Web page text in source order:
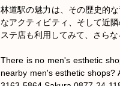
林道駅の魅力は、その歴史的
なアクティビティ、そして近
ステ店も利用してみて、さら
There is no men's esthetic
nearby men's esthetic shops?